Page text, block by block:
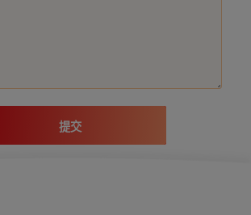
提交